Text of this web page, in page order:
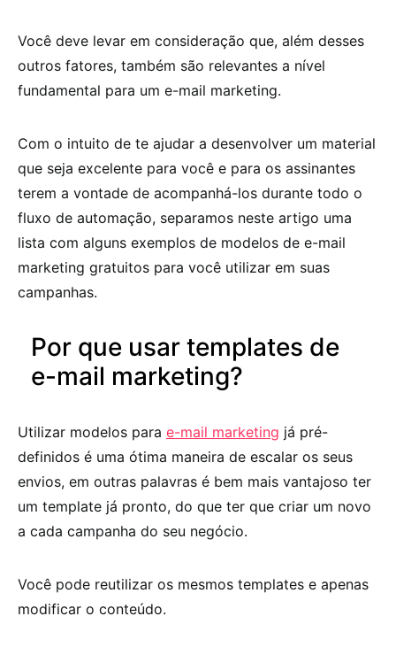
Você deve levar em consideração que, além desses
outros fatores, também são relevantes a nível
fundamental para um e-mail marketing.
Com o intuito de te ajudar a desenvolver um material
que seja excelente para você e para os assinantes
terem a vontade de acompanhá-los durante todo o
fluxo de automação, separamos neste artigo uma
lista com alguns exemplos de modelos de e-mail
marketing gratuitos para você utilizar em suas
campanhas.
Por que usar templates de
e-mail marketing?
Utilizar modelos para e-mail marketing já pré-
definidos é uma ótima maneira de escalar os seus
envios, em outras palavras é bem mais vantajoso ter
um template já pronto, do que ter que criar um novo
a cada campanha do seu negócio.
Você pode reutilizar os mesmos templates e apenas
modificar o conteúdo.